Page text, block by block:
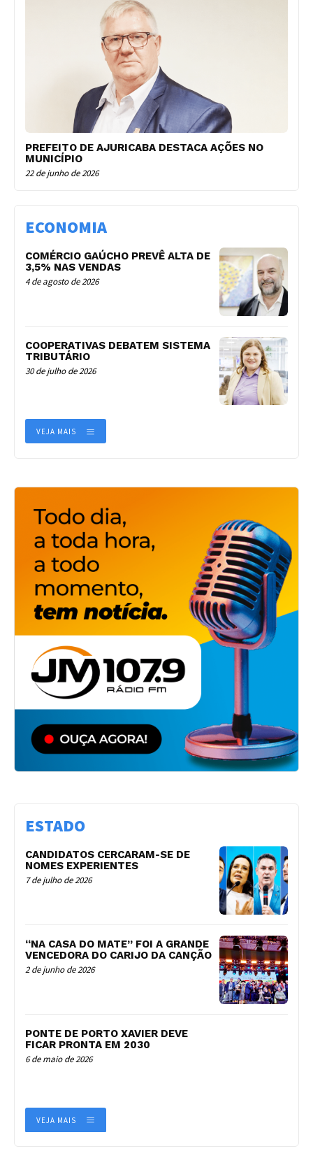
PREFEITO DE AJURICABA DESTACA AÇÕES NO
MUNICÍPIO
22 de junho de 2026
ECONOMIA
COMÉRCIO GAÚCHO PREVÊ ALTA DE
3,5% NAS VENDAS
4 de agosto de 2026
COOPERATIVAS DEBATEM SISTEMA
TRIBUTÁRIO
30 de julho de 2026
VEJA MAIS
ESTADO
CANDIDATOS CERCARAM-SE DE
NOMES EXPERIENTES
7 de julho de 2026
“NA CASA DO MATE” FOI A GRANDE
VENCEDORA DO CARIJO DA CANÇÃO
2 de junho de 2026
PONTE DE PORTO XAVIER DEVE
FICAR PRONTA EM 2030
6 de maio de 2026
VEJA MAIS